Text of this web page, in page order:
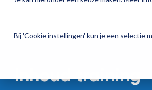
Bij 'Cookie instellingen' kun je een selectie
Inhoud training